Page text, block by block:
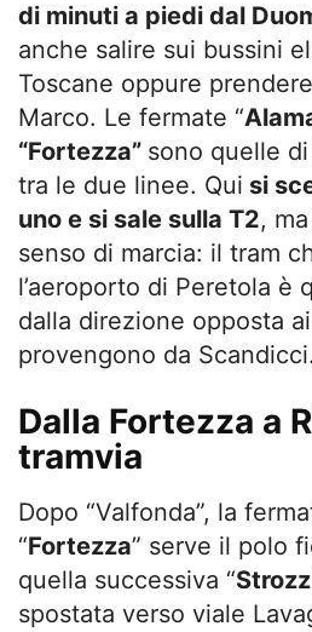
di minuti a piedi dal
anche salire sui bussini
Toscane oppure
Marco. Le fermate “
“Fortezza” sono quelle
tra le due linee. Qui si
uno e si sale sulla T2,
senso di marcia: il tram
l’aeroporto di Peretola è
dalla direzione opposta
provengono da Scandicci.
Dalla Fortezza a
tramvia
Dopo “Valfonda”, la
“Fortezza” serve il polo
quella successiva “
spostata verso viale